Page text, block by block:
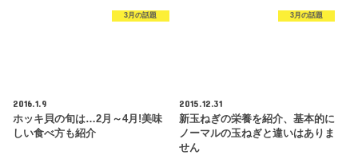
3月の話題
2016.1.9
ホッキ貝の旬は…2月～4月!美味
しい食べ方も紹介
3月の話題
2015.12.31
新玉ねぎの栄養を紹介、基本的に
ノーマルの玉ねぎと違いはありま
せん